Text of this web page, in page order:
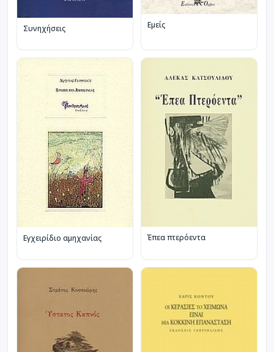
Συνηχήσεις Εμείς
Εγχειρίδιο αμηχανίας Έπεα πτερόεντα